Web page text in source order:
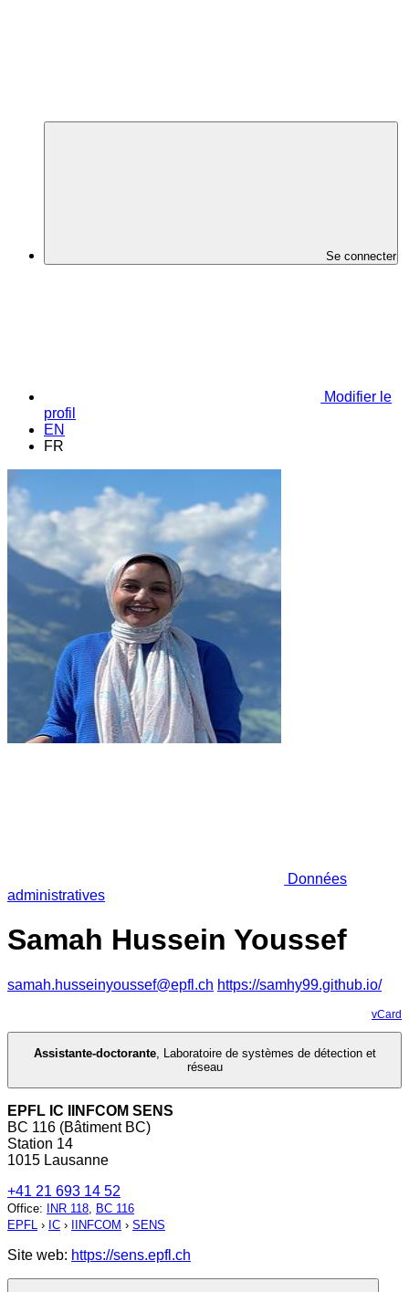
Se connecter
Modifier le
profil
EN
FR
Données
administratives
Samah Hussein Youssef
samah.husseinyoussef@epfl.ch https://samhy99.github.io/
vCard
Assistante-doctorante, Laboratoire de systèmes de détection et
réseau
EPFL IC IINFCOM SENS
BC 116 (Bâtiment BC)
Station 14
1015 Lausanne
+41 21 693 14 52
Office: INR 118, BC 116
EPFL › IC › IINFCOM › SENS
Site web: https://sens.epfl.ch